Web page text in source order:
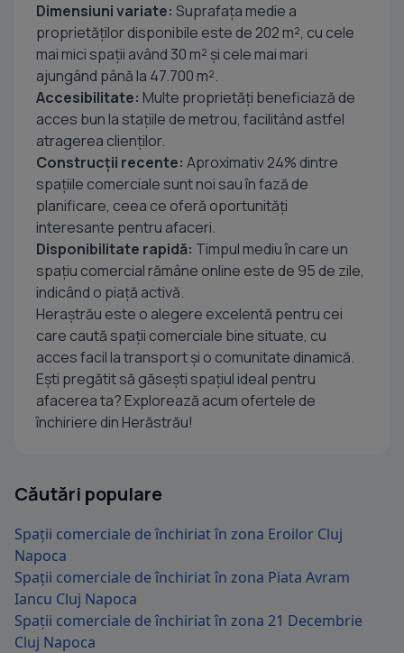
Dimensiuni variate: Suprafața medie a
proprietăților disponibile este de 202 m², cu cele
mai mici spații având 30 m² și cele mai mari
ajungând până la 47.700 m².
Accesibilitate: Multe proprietăți beneficiază de
acces bun la stațiile de metrou, facilitând astfel
atragerea clienților.
Construcții recente: Aproximativ 24% dintre
spațiile comerciale sunt noi sau în fază de
planificare, ceea ce oferă oportunități
interesante pentru afaceri.
Disponibilitate rapidă: Timpul mediu în care un
spațiu comercial rămâne online este de 95 de zile,
indicând o piață activă.
Heraștrău este o alegere excelentă pentru cei
care caută spații comerciale bine situate, cu
acces facil la transport și o comunitate dinamică.
Ești pregătit să găsești spațiul ideal pentru
afacerea ta? Explorează acum ofertele de
închiriere din Herăstrău!
Căutări populare
Spații comerciale de închiriat în zona Eroilor Cluj
Napoca
Spații comerciale de închiriat în zona Piata Avram
Iancu Cluj Napoca
Spații comerciale de închiriat în zona 21 Decembrie
Cluj Napoca